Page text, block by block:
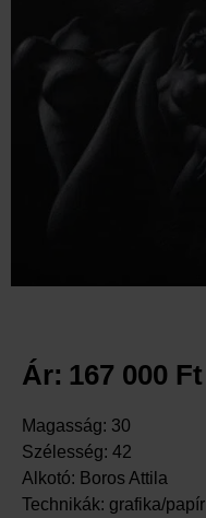
Ár: 167 000 Ft
Magasság: 30
Szélesség: 42
Alkotó: Boros Attila
Technikák: grafika/papír